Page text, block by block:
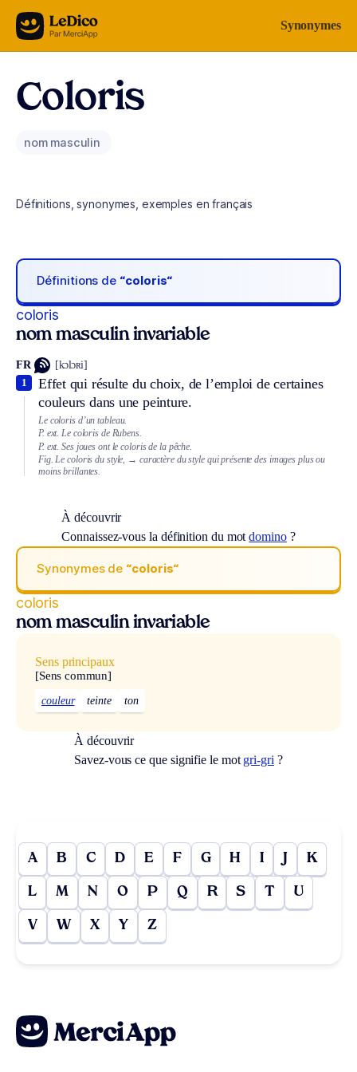
Aller au contenu Synonymes
Coloris
nom masculin
Définitions, synonymes, exemples en français
Définitions de “coloris“
coloris
nom masculin invariable
FR [kɔlɔʀi]
Effet qui résulte du choix, de l’emploi de certaines
couleurs dans une peinture.
1
Le coloris d’un tableau.
P. ext. Le coloris de Rubens.
P. ext. Ses joues ont le coloris de la pêche.
Fig. Le coloris du style, → caractère du style qui présente des images plus ou
moins brillantes.
À découvrir
Connaissez-vous la définition du motdomino?
Synonymes de “coloris“
coloris
nom masculin invariable
Sens principaux
[Sens commun]
couleur teinte ton
À découvrir
Savez-vous ce que signifie le mot gri-gri ?
A B C D E F G H I J K
L M N O P Q R S T U
V W X Y Z